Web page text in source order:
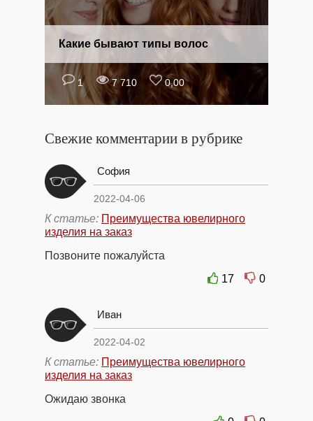
1 7 710 0,00
Какие бывают типы волос
Свежие комментарии в рубрике
София
2022-04-06
К статье: Преимущества ювелирного
изделия на заказ
Позвоните пожалуйста
17
0
Иван
2022-04-02
К статье: Преимущества ювелирного
изделия на заказ
Ожидаю звонка